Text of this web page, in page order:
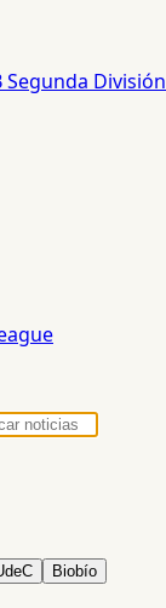
Segunda División
Biobío